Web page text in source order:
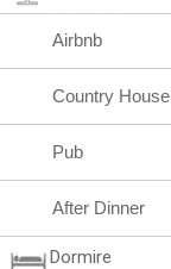
Airbnb
Country House
Pub
After Dinner
Dormire